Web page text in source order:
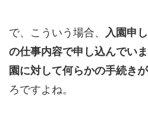
で、こういう場合、 入園申
の仕事内容で申し込んでい
園に対して何らかの手続き
ろですよね。